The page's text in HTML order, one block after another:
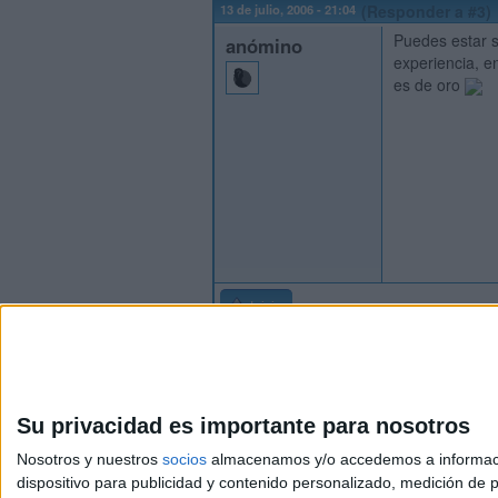
Su privacidad es importante para nosotros
Nosotros y nuestros socios almacenamos y/o accedemos a
dispositivo para publicidad y contenido personalizado, medición de
13 de julio, 2006 - 21:04
anómino
Puedes estar
experiencia,
es de oro
Inicio